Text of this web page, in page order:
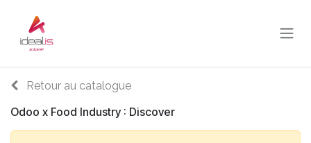
Retour au catalogue
Odoo x Food Industry : Discover